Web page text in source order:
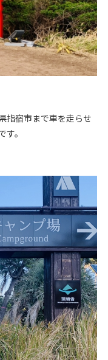
指宿市まで車を走らせ
。